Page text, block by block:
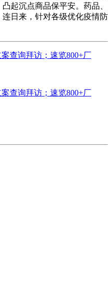
起沉点商品保平安。药品、
日来，针对各级优化疫情防
查询拜访；速览800+厂
查询拜访；速览800+厂